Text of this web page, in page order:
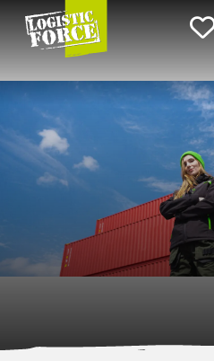
Logistic
Force